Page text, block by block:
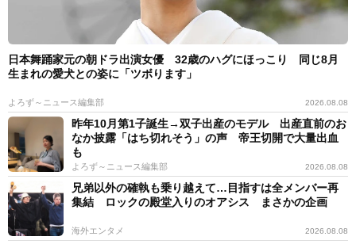
日本舞踊家元の朝ドラ出演女優 32歳のハグにほっこり 同じ8月
生まれの愛犬との姿に「ツボります」
よろず～ニュース編集部 2026.08.08
昨年10月第1子誕生→双子出産のモデル 出産直前のお
なか披露「はち切れそう」の声 帝王切開で大量出血
も
よろず～ニュース編集部 2026.08.08
兄弟以外の確執も乗り越えて…目指すは全メンバー再
集結 ロックの殿堂入りのオアシス まさかの企画
海外エンタメ 2026.08.08